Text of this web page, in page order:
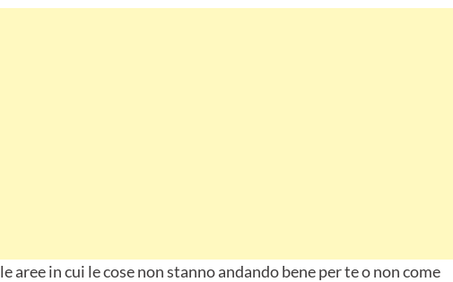
aree in cui le cose non stanno andando bene per te o non come